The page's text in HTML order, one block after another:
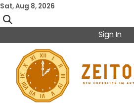
Skip
to
content
Sat, Aug 8, 2026
Sign In